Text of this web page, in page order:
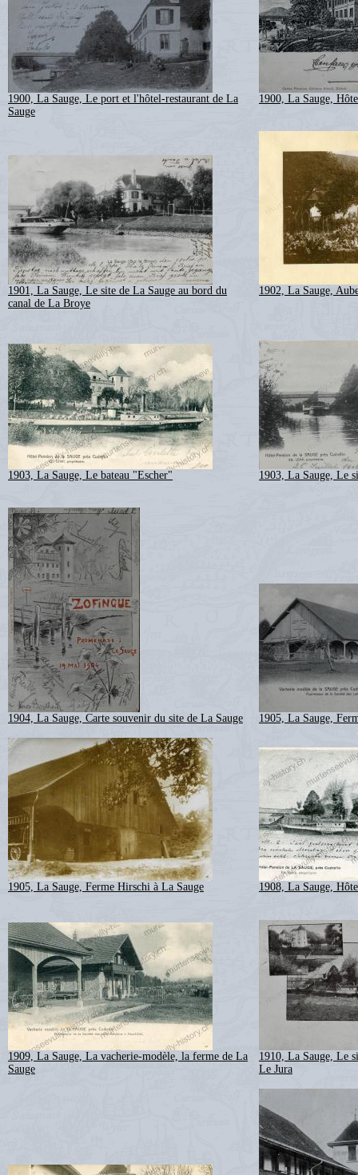
1900, La Sauge, Le port et l'hôtel-restaurant de La
Sauge
1900, La Sauge,
1901, La Sauge, Le site de La Sauge au bord du
canal de La Broye
1902, La Sauge,
1903, La Sauge, Le bateau "Escher" 1903, La Sauge, Le
1904, La Sauge, Carte souvenir du site de La Sauge 1905, La Sauge,
1905, La Sauge, Ferme Hirschi à La Sauge 1908, La Sauge,
1909, La Sauge, La vacherie-modèle, la ferme de La
Sauge
1910, La Sauge, Le
Le Jura